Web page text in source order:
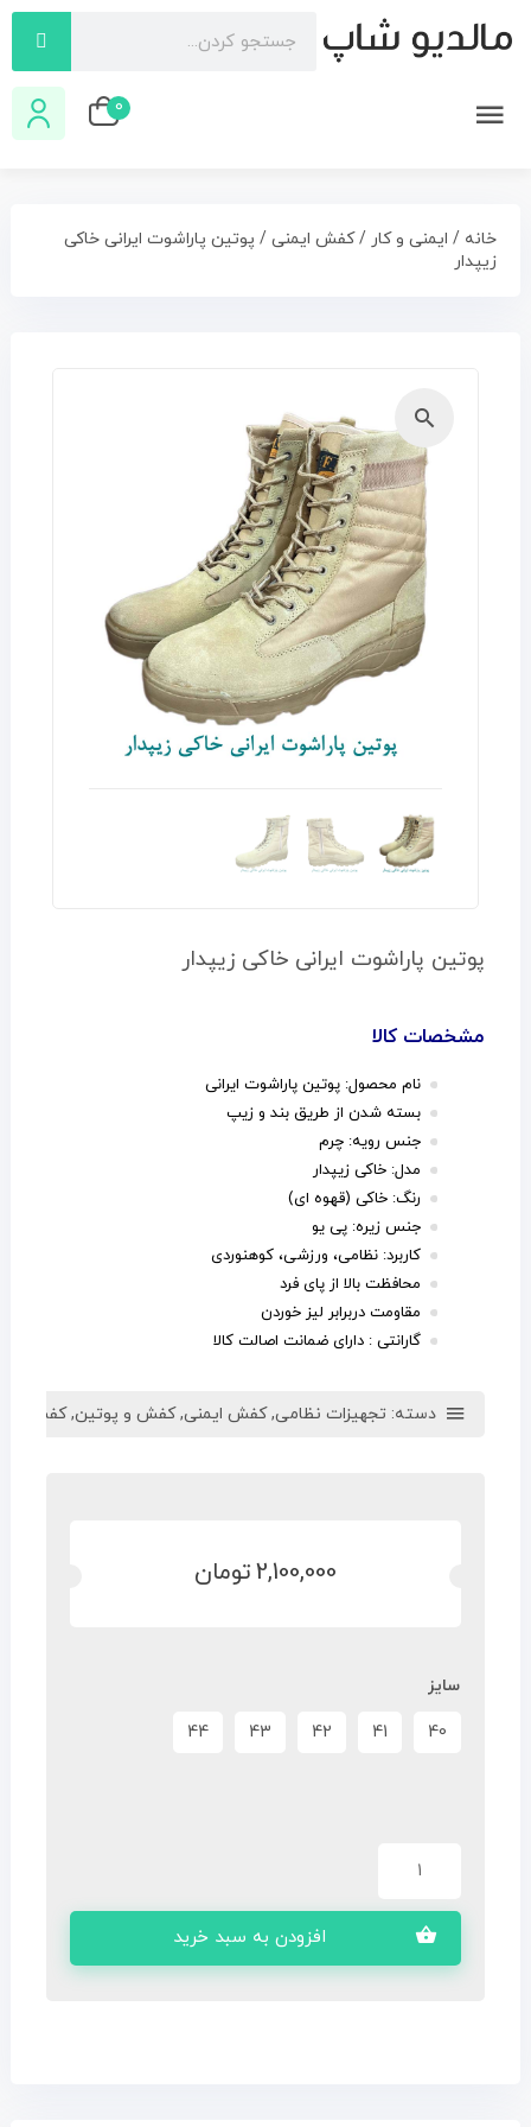
0
خانه / ایمنی و کار /کفش ایمنی/ پوتین پاراشوت ایرانی خاکی
زیپدار
پوتین پاراشوت ایرانی خاکی زیپدار
مشخصات کالا
نام محصول: پوتین پاراشوت ایرانی
بسته شدن از طریق بند و زیپ
جنس رویه: چرم
مدل: خاکی زیپدار
رنگ: خاکی (قهوه ای)
جنس زیره: پی یو
کاربرد: نظامی، ورزشی، کوهنوردی
محافظت بالا از پای فرد
مقاومت دربرابر لیز خوردن
گارانتی : دارای ضمانت اصالت کالا
دسته: تجهیزات نظامی,کفش ایمنی,کفش و پوتین,کفش و
2,100,000تومان
سایز
40
41
42
43
44
افزودن به سبد خرید